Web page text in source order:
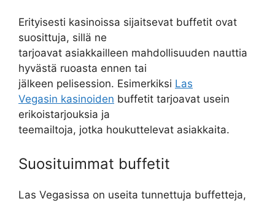
Erityisesti kasinoissa sijaitsevat buffetit ovat
suosittuja, sillä ne
tarjoavat asiakkailleen mahdollisuuden nauttia
hyvästä ruoasta ennen tai
jälkeen pelisession. Esimerkiksi Las
Vegasin kasinoiden buffetit tarjoavat usein
erikoistarjouksia ja
teemailtoja, jotka houkuttelevat asiakkaita.
Suosituimmat buffetit
Las Vegasissa on useita tunnettuja buffetteja,